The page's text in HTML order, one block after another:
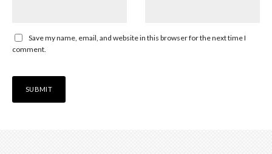
Save my name, email, and website in this browser for the next time I
comment.